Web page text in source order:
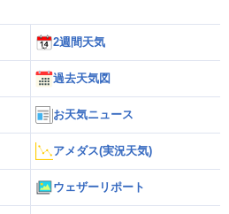
2週間天気
過去天気図
お天気ニュース
アメダス(実況天気)
ウェザーリポート